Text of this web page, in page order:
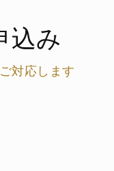
込み
対応します